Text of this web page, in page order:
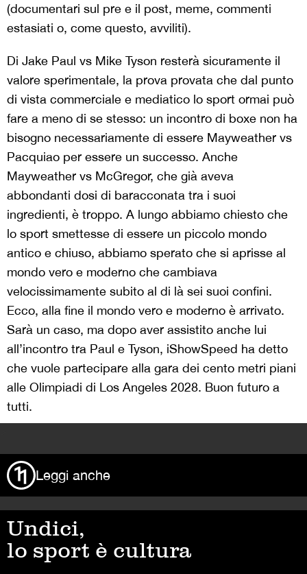
(documentari sul pre e il post, meme, commenti
estasiati o, come questo, avviliti).
Di Jake Paul vs Mike Tyson resterà sicuramente il
valore sperimentale, la prova provata che dal punto
di vista commerciale e mediatico lo sport ormai può
fare a meno di se stesso: un incontro di boxe non ha
bisogno necessariamente di essere Mayweather vs
Pacquiao per essere un successo. Anche
Mayweather vs McGregor, che già aveva
abbondanti dosi di baracconata tra i suoi
ingredienti, è troppo. A lungo abbiamo chiesto che
lo sport smettesse di essere un piccolo mondo
antico e chiuso, abbiamo sperato che si aprisse al
mondo vero e moderno che cambiava
velocissimamente subito al di là sei suoi confini.
Ecco, alla fine il mondo vero e moderno è arrivato.
Sarà un caso, ma dopo aver assistito anche lui
all’incontro tra Paul e Tyson, iShowSpeed ha detto
che vuole partecipare alla gara dei cento metri piani
alle Olimpiadi di Los Angeles 2028. Buon futuro a
tutti.
Leggi anche
Undici,
lo sport è cultura